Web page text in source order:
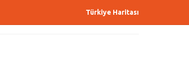
Türkiye Haritası